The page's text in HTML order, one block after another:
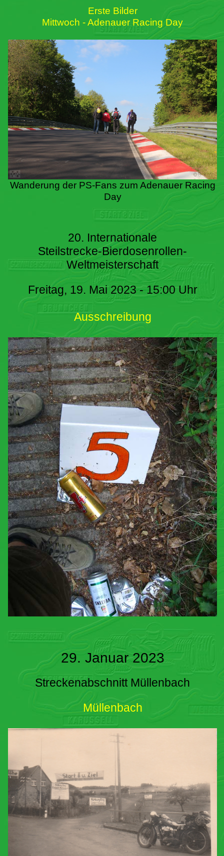
Erste Bilder
Mittwoch - Adenauer Racing Day
Wanderung der PS-Fans zum Adenauer Racing
Day
20. Internationale
Steilstrecke-Bierdosenrollen-
Weltmeisterschaft
Freitag, 19. Mai 2023 - 15:00 Uhr
Ausschreibung
29. Januar 2023
Streckenabschnitt Müllenbach
Müllenbach